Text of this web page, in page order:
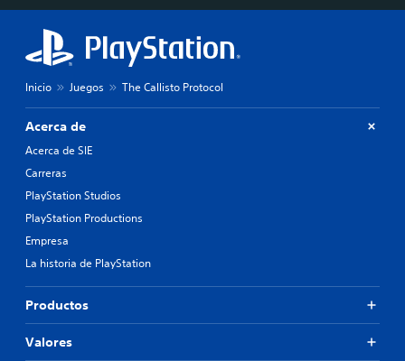
Inicio Juegos The Callisto Protocol
Acerca de
Acerca de SIE
Carreras
PlayStation Studios
PlayStation Productions
Empresa
La historia de PlayStation
Productos
Valores